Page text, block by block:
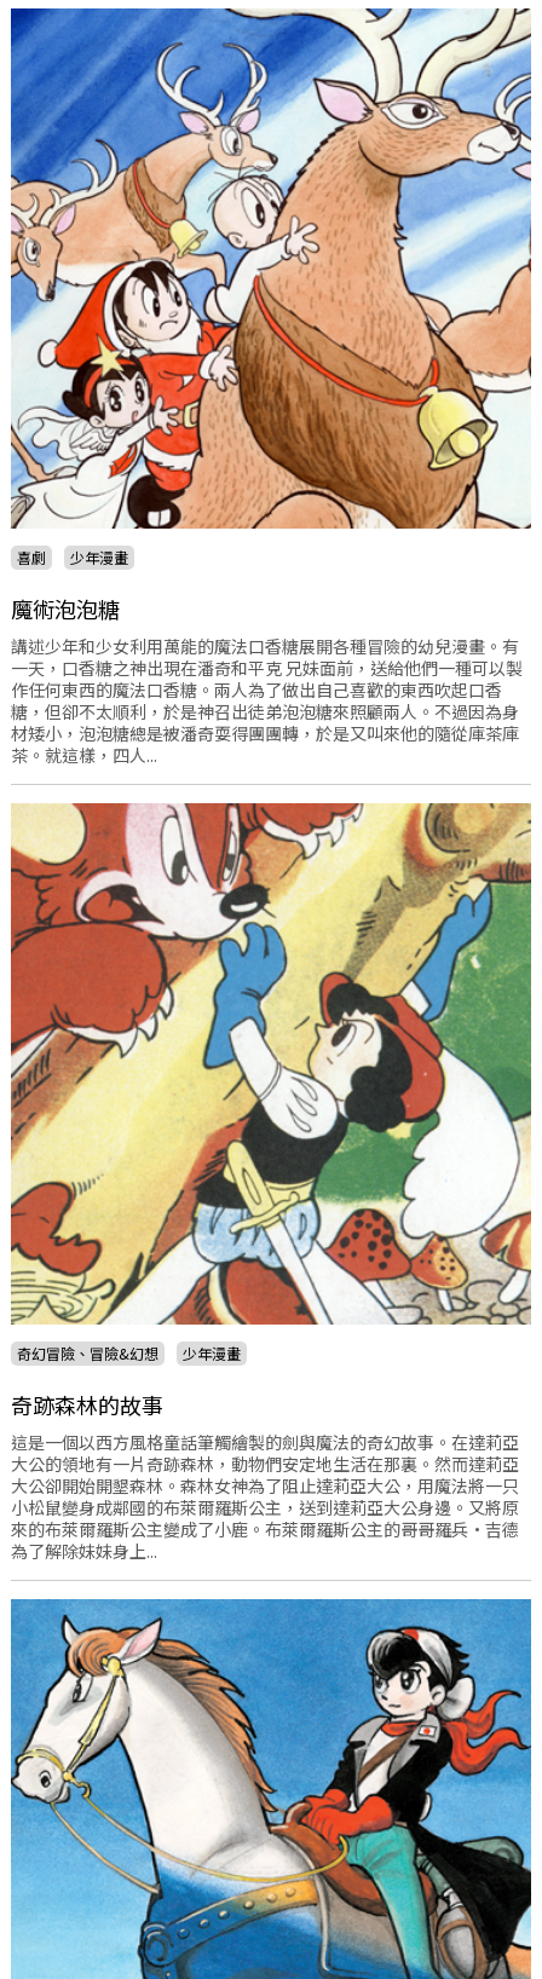
喜劇 少年漫畫
魔術泡泡糖
講述少年和少女利用萬能的魔法口香糖展開各種冒險的幼兒漫畫。有
一天，口香糖之神出現在潘奇和平克 兄妹面前，送給他們一種可以製
作任何東西的魔法口香糖。兩人為了做出自己喜歡的東西吹起口香
糖，但卻不太順利，於是神召出徒弟泡泡糖來照顧兩人。不過因為身
材矮小，泡泡糖總是被潘奇耍得團團轉，於是又叫來他的隨從庫茶庫
茶。就這樣，四人...
奇幻冒險、冒險&幻想 少年漫畫
奇跡森林的故事
這是一個以西方風格童話筆觸繪製的劍與魔法的奇幻故事。在達莉亞
大公的領地有一片奇跡森林，動物們安定地生活在那裏。然而達莉亞
大公卻開始開墾森林。森林女神為了阻止達莉亞大公，用魔法將一只
小松鼠變身成鄰國的布萊爾羅斯公主，送到達莉亞大公身邊。又將原
來的布萊爾羅斯公主變成了小鹿。布萊爾羅斯公主的哥哥羅兵·吉德
為了解除妹妹身上...